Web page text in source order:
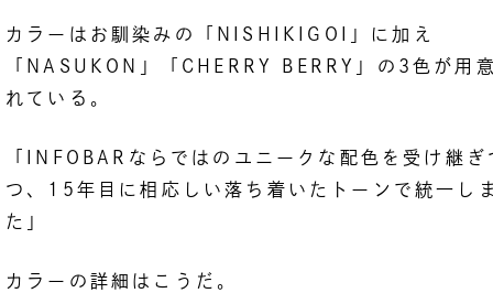
カラーはお馴染みの「NISHIKIGOI」に加え
「NASUKON」「CHERRY BERRY」の3色が用
れている。
「INFOBARならではのユニークな配色を受け継ぎ
つ、15年目に相応しい落ち着いたトーンで統一し
た」
カラーの詳細はこうだ。